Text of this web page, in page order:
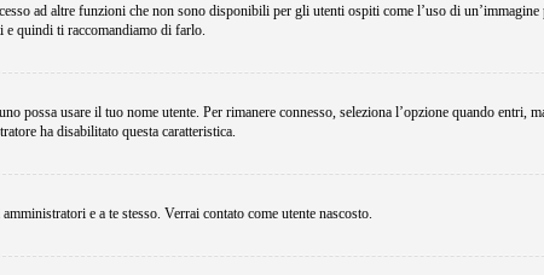
ad altre funzioni che non sono disponibili per gli utenti ospiti come l’uso di
e quindi ti raccomandiamo di farlo.
possa usare il tuo nome utente. Per rimanere connesso, seleziona l’opzione quando entri,
ha disabilitato questa caratteristica.
e a te stesso. Verrai contato come utente nascosto.